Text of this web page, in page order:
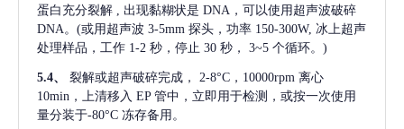
蛋白充分裂解 , 出现黏糊状是 DNA，可以使用超声波破碎
DNA。(或用超声波 3-5mm 探头，功率 150-300W, 冰上超声
处理样品，工作 1-2 秒，停止 30 秒， 3~5 个循环。)
5.4、 裂解或超声破碎完成，
2-8°C，10000rpm 离心
10min，上清移入 EP 管中，立即用于检测，或按一次使用
量分装于-80°C 冻存备用。